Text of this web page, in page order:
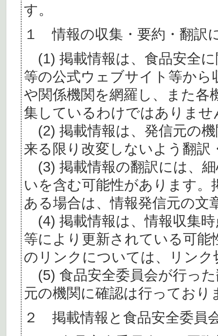
す。
１ 情報の収集・要約・翻訳
(1) 掲載情報は、食品安全
等の公式ウェブサイト等か
や関係機関を網羅し、また各
集しているわけではありませ
(2) 掲載情報は、発信元の
来る限り改変しないよう翻訳
(3) 掲載情報の翻訳には、
いを含む可能性があります。
ある場合は、情報発信元の文
(4) 掲載情報は、情報収集
等により更新されている可
のリンクについては、リン
(5) 食品安全委員会が行っ
元の機関に確認は行っており
２ 掲載情報と食品安全委員